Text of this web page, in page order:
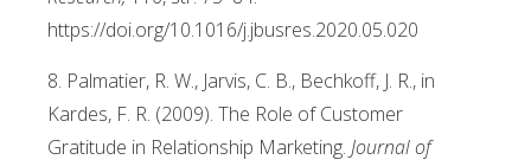
https://doi.org/10.1016/j.jbusres.2020.05.020
8. Palmatier, R. W., Jarvis, C. B., Bechkoff, J. R., in
Kardes, F. R. (2009). The Role of Customer
Gratitude in Relationship Marketing. Journal of